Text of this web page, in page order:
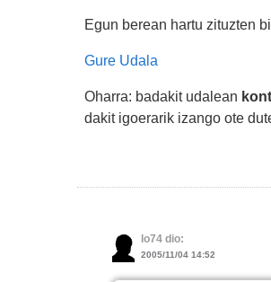
Egun berean hartu zituzten
Gure Udala
Oharra: badakit udalean
dakit igoerarik izango ote
lo74 dio:
2005/11/04 14:52